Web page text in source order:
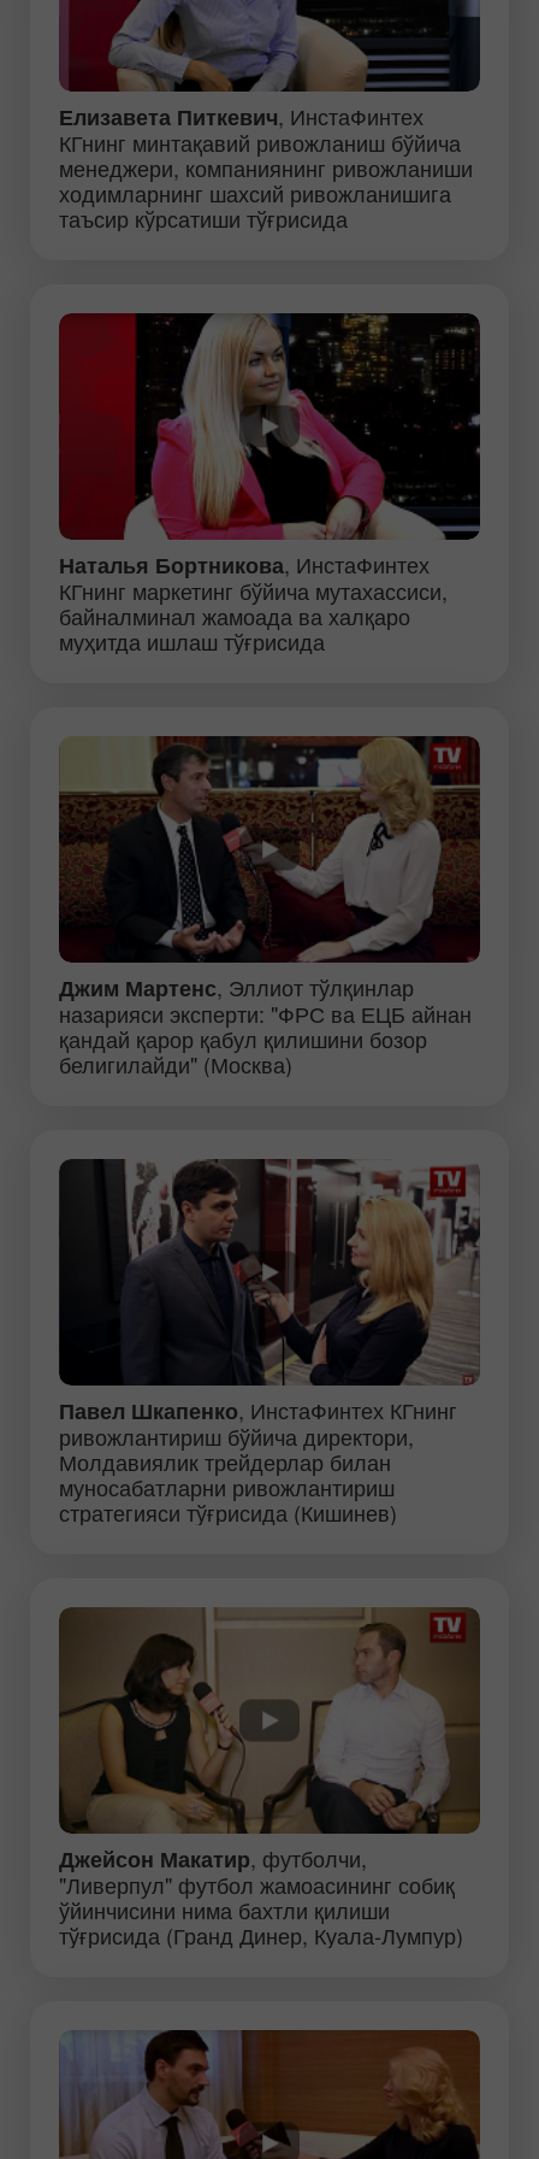
Елизавета Питкевич, ИнстаФинтех
КГнинг минтақавий ривожланиш бўйича
менеджери, компаниянинг ривожланиши
ходимларнинг шахсий ривожланишига
таъсир кўрсатиши тўғрисида
Наталья Бортникова, ИнстаФинтех
КГнинг маркетинг бўйича мутахассиси,
байналминал жамоада ва халқаро
муҳитда ишлаш тўғрисида
Джим Мартенс, Эллиот тўлқинлар
назарияси эксперти: "ФРС ва ЕЦБ айнан
қандай қарор қабул қилишини бозор
белигилайди" (Москва)
Павел Шкапенко, ИнстаФинтех КГнинг
ривожлантириш бўйича директори,
Молдавиялик трейдерлар билан
муносабатларни ривожлантириш
стратегияси тўғрисида (Кишинев)
Джейсон Макатир, футболчи,
"Ливерпул" футбол жамоасининг собиқ
ўйинчисини нима бахтли қилиши
тўғрисида (Гранд Динер, Куала-Лумпур)